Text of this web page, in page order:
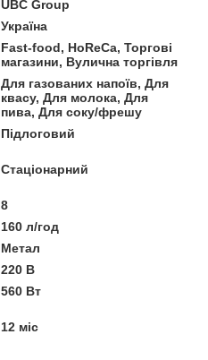
UBC Group
Україна
Fast-food, HoReCa, Торгові
магазини, Вулична торгівля
Для газованих напоїв, Для
квасу, Для молока, Для
пива, Для соку/фрешу
Підлоговий
Стаціонарний
8
160 л/год
Метал
220 В
560 Вт
12 міс